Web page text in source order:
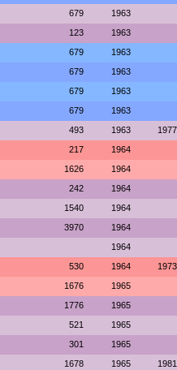
679 1963
123 1963
679 1963
679 1963
679 1963
679 1963
493 1963 1977
217 1964
1626 1964
242 1964
1540 1964
3970 1964
1964
530 1964 1973
1676 1965
1776 1965
521 1965
301 1965
1678 1965 1981